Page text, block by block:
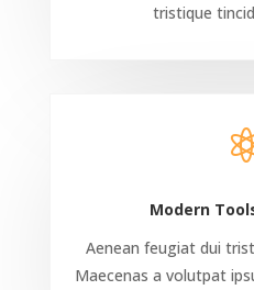
tristique
Modern
Aenean feugiat dui
Maecenas a volutpat